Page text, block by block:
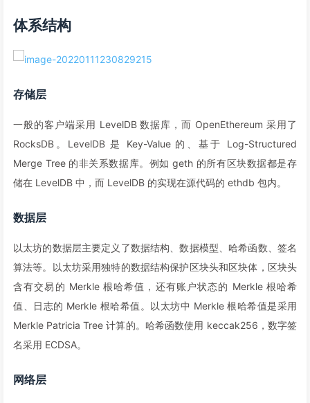
体系结构
存储层
一般的客户端采用 LevelDB 数据库，而 OpenEthereum 采用了
RocksDB。LevelDB 是 Key-Value 的、基于 Log-Structured
Merge Tree 的非关系数据库。例如 geth 的所有区块数据都是存
储在 LevelDB 中，而 LevelDB 的实现在源代码的 ethdb 包内。
数据层
以太坊的数据层主要定义了数据结构、数据模型、哈希函数、签名
算法等。以太坊采用独特的数据结构保护区块头和区块体，区块头
含有交易的 Merkle 根哈希值，还有账户状态的 Merkle 根哈希
值、日志的 Merkle 根哈希值。以太坊中 Merkle 根哈希值是采用
Merkle Patricia Tree 计算的。哈希函数使用 keccak256，数字签
名采用 ECDSA。
网络层